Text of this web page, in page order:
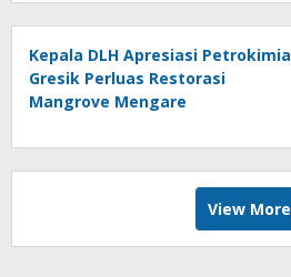
Kepala DLH Apresiasi Petrokimia
Gresik Perluas Restorasi
Mangrove Mengare
View More